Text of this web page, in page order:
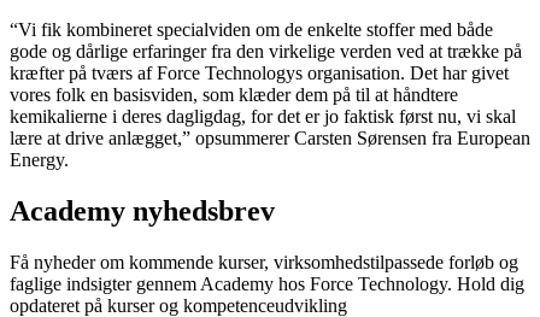
“Vi fik kombineret specialviden om de enkelte stoffer med både
gode og dårlige erfaringer fra den virkelige verden ved at trække på
kræfter på tværs af Force Technologys organisation. Det har givet
vores folk en basisviden, som klæder dem på til at håndtere
kemikalierne i deres dagligdag, for det er jo faktisk først nu, vi skal
lære at drive anlægget,” opsummerer Carsten Sørensen fra European
Energy.
Academy nyhedsbrev
Få nyheder om kommende kurser, virksomhedstilpassede forløb og
faglige indsigter gennem Academy hos Force Technology. Hold dig
opdateret på kurser og kompetenceudvikling